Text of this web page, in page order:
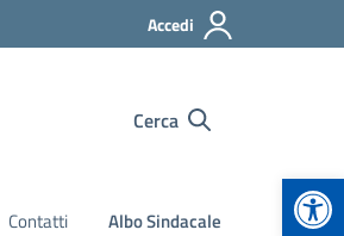
Accedi
Cerca
Contatti Albo Sindacale